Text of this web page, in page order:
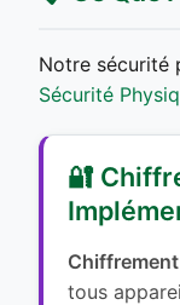
Notre sécurité
Sécurité
🔐
tous